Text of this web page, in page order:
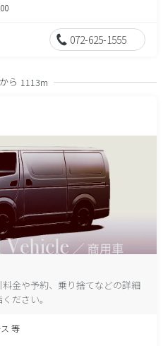
072-625-1555
ら 1113m
金や予約、乗り捨てなどの詳細
ださい。
等